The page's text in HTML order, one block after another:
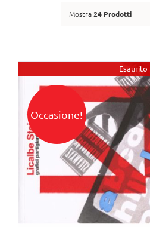
Mostra24 Prodotti
Esaurito
Occasione!